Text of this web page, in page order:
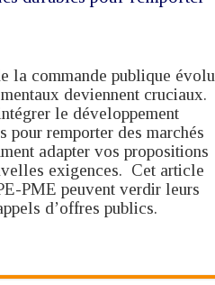
la commande publique
deviennent cruciaux.
le développement
pour remporter des marchés
adapter vos propositions
exigences. Cet article
PME peuvent verdir leurs
d’offres publics.